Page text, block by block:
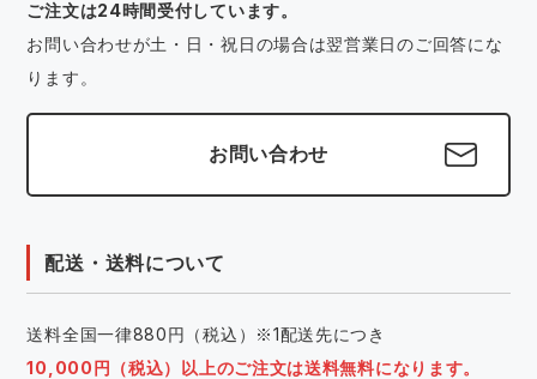
ご注文は24時間受付しています。
お問い合わせが土・日・祝日の場合は翌営業日のご回答にな
ります。
お問い合わせ
配送・送料について
送料全国一律880円（税込）※1配送先につき
10,000円（税込）以上のご注文は送料無料になります。